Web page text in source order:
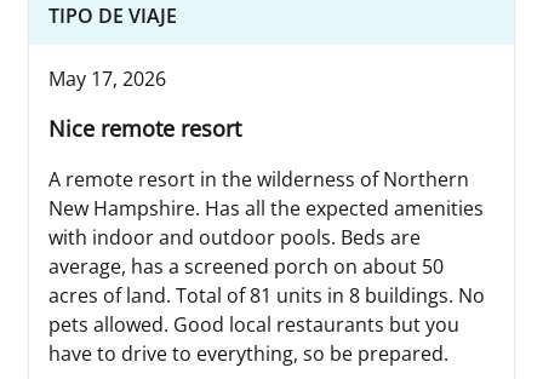
TIPO DE VIAJE
May 17, 2026
Nice remote resort
A remote resort in the wilderness of Northern
New Hampshire. Has all the expected amenities
with indoor and outdoor pools. Beds are
average, has a screened porch on about 50
acres of land. Total of 81 units in 8 buildings. No
pets allowed. Good local restaurants but you
have to drive to everything, so be prepared.